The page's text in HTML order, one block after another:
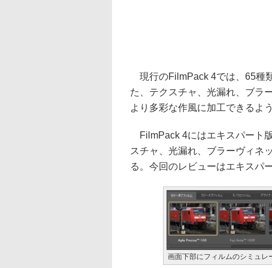
現行のFilmPack 4では、65種
た、テクスチャ、光漏れ、ブラ
より多彩な作風に加工できるよ
FilmPack 4にはエキスパート
スチャ、光漏れ、ブラーヴィネ
る。今回のレビューはエキスパ
画面下部にフィルムのシミュレ